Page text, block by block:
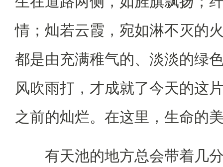
情；灿若云霞，宛如淋不灭的
都是由充满稚气的、淡淡的绿
风吹雨打，才成就了今天的这
之前的灿烂。在这里，生命的
有天池的地方总会带着几分